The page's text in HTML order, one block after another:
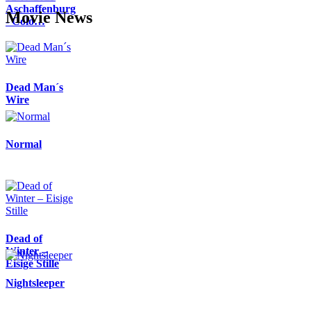
Aschaffenburg
- Colo…
Movie News
Dead Man´s
Wire
Normal
Dead of
Winter –
Eisige Stille
Nightsleeper